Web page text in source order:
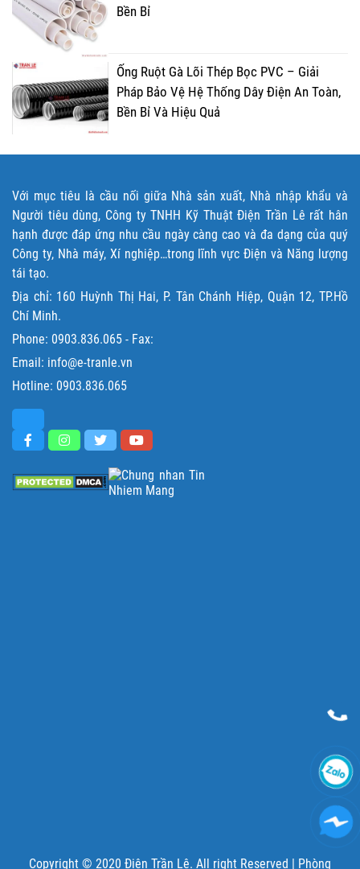
Bền Bỉ
Ống Ruột Gà Lõi Thép Bọc PVC – Giải
Pháp Bảo Vệ Hệ Thống Dây Điện An Toàn,
Bền Bỉ Và Hiệu Quả
Với mục tiêu là cầu nối giữa Nhà sản xuất, Nhà nhập khẩu và
Người tiêu dùng, Công ty TNHH Kỹ Thuật Điện Trần Lê rất hân
hạnh được đáp ứng nhu cầu ngày càng cao và đa dạng của quý
Công ty, Nhà máy, Xí nghiệp…trong lĩnh vực Điện và Năng lượng
tái tạo.
Địa chỉ: 160 Huỳnh Thị Hai, P. Tân Chánh Hiệp, Quận 12, TP.Hồ
Chí Minh.
Phone: 0903.836.065 - Fax:
Email: info@e-tranle.vn
Hotline: 0903.836.065
Copyright © 2020 Điện Trần Lê. All right Reserved | Phòng